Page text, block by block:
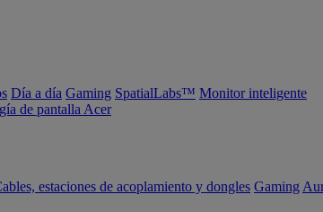
Día a día Gaming SpatialLabs™ Monitor inteligente
de pantalla Acer
estaciones de acoplamiento y dongles Gaming